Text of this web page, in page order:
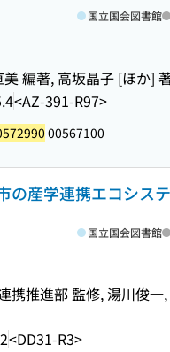
編著, 高坂晶子 [ほか]
<AZ-391-R97>
国立国会図書館
00567100
の産学連携エコシス
携推進部 監修, 湯川俊一
<DD31-R3>
国立国会図書館